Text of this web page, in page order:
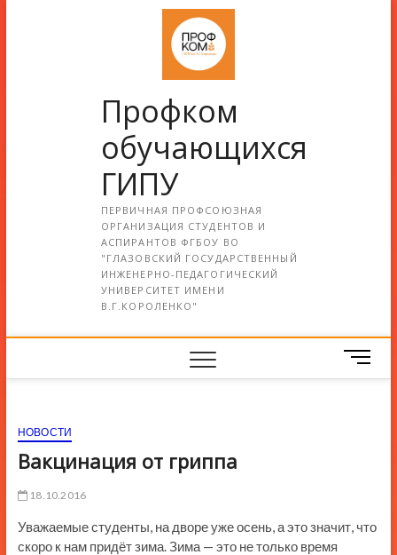
Профком
обучающихся
ГИПУ
ПЕРВИЧНАЯ ПРОФСОЮЗНАЯ
ОРГАНИЗАЦИЯ СТУДЕНТОВ И
АСПИРАНТОВ ФГБОУ ВО
"ГЛАЗОВСКИЙ ГОСУДАРСТВЕННЫЙ
ИНЖЕНЕРНО-ПЕДАГОГИЧЕСКИЙ
УНИВЕРСИТЕТ ИМЕНИ
В.Г.КОРОЛЕНКО"
М
е
и
НОВОСТИ
Вакцинация от гриппа
18.10.2016
Уважаемые студенты, на дворе уже осень, а это значит, что
скоро к нам придёт зима. Зима — это не только время